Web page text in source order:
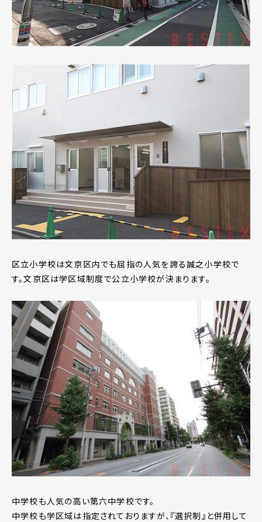
区立小学校は文京区内でも屈指の人気を誇る誠之小学校で
す。文京区は学区域制度で公立小学校が決まります。
中学校も人気の高い第六中学校です。
中学校も学区域は指定されておりますが、『選択制』と併用して